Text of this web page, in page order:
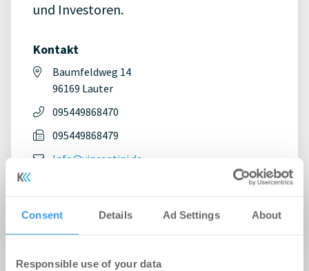
Consent Details Ad Settings About
Responsible use of your data
und Investoren.
Kontakt
Baumfeldweg 14
96169 Lauter
095449868470
095449868479
Info@vincentini.de